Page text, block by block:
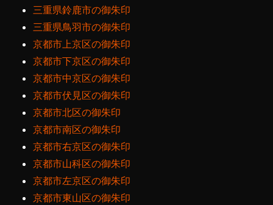
三重県鈴鹿市の御朱印
三重県鳥羽市の御朱印
京都市上京区の御朱印
京都市下京区の御朱印
京都市中京区の御朱印
京都市伏見区の御朱印
京都市北区の御朱印
京都市南区の御朱印
京都市右京区の御朱印
京都市山科区の御朱印
京都市左京区の御朱印
京都市東山区の御朱印